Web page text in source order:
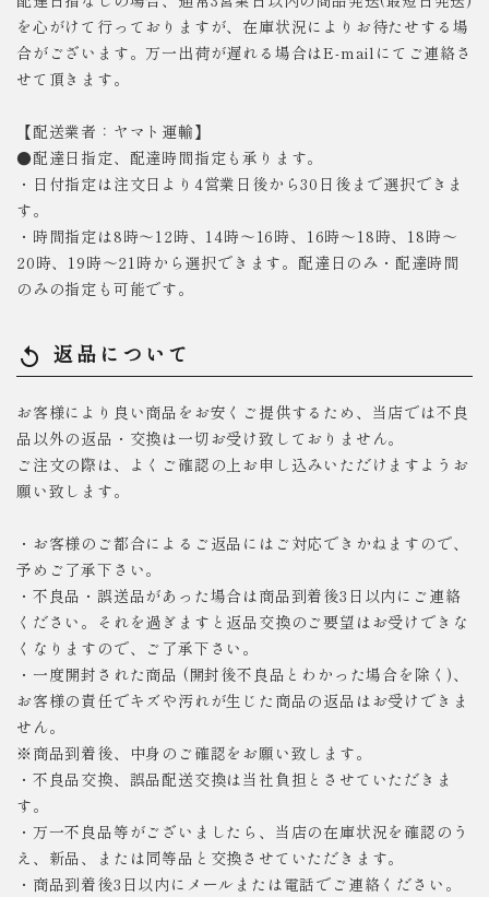
を心がけて行っておりますが、在庫状況によりお待たせする場
合がございます。万一出荷が遅れる場合はE-mailにてご連絡さ
せて頂きます。
【配送業者：ヤマト運輸】
●配達日指定、配達時間指定も承ります。
・日付指定は注文日より4営業日後から30日後まで選択できま
す。
・時間指定は8時～12時、14時～16時、16時～18時、18時～
20時、19時～21時から選択できます。配達日のみ・配達時間
のみの指定も可能です。
replay 返品について
お客様により良い商品をお安くご提供するため、当店では不良
品以外の返品・交換は一切お受け致しておりません。
ご注文の際は、よくご確認の上お申し込みいただけますようお
願い致します。
・お客様のご都合によるご返品にはご対応できかねますので、
予めご了承下さい。
・不良品・誤送品があった場合は商品到着後3日以内にご連絡
ください。それを過ぎますと返品交換のご要望はお受けできな
くなりますので、ご了承下さい。
・一度開封された商品 (開封後不良品とわかった場合を除く)、
お客様の責任でキズや汚れが生じた商品の返品はお受けできま
せん。
※商品到着後、中身のご確認をお願い致します。
・不良品交換、誤品配送交換は当社負担とさせていただきま
す。
・万一不良品等がございましたら、当店の在庫状況を確認のう
え、新品、または同等品と交換させていただきます。
・商品到着後3日以内にメールまたは電話でご連絡ください。